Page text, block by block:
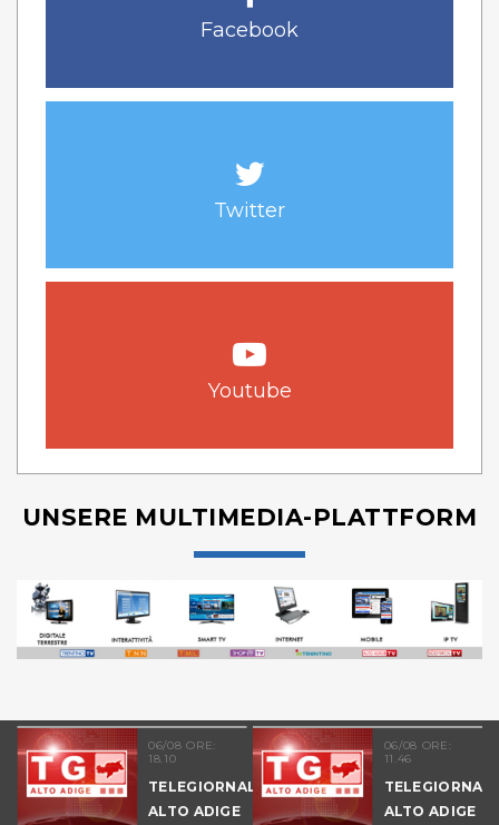
Facebook
Twitter
Youtube
UNSERE MULTIMEDIA-PLATTFORM
06/08 ORE:
18.10
TELEGIORNALE
ALTO ADIGE
06/08 ORE:
11.46
ALTO ADIGE